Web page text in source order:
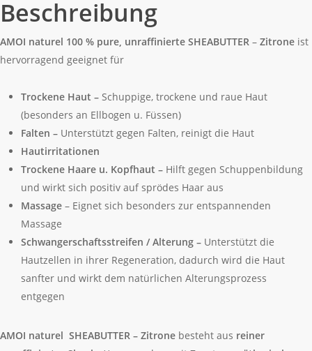
Beschreibung
AMOI naturel 100 % pure, unraffinierte SHEABUTTER – Zitrone ist
hervorragend geeignet für
Trockene Haut – Schuppige, trockene und raue Haut
(besonders an Ellbogen u. Füssen)
Falten – Unterstützt gegen Falten, reinigt die Haut
Hautirritationen
Trockene Haare u. Kopfhaut – Hilft gegen Schuppenbildung
und wirkt sich positiv auf sprödes Haar aus
Massage – Eignet sich besonders zur entspannenden
Massage
Schwangerschaftsstreifen / Alterung – Unterstützt die
Hautzellen in ihrer Regeneration, dadurch wird die Haut
sanfter und wirkt dem natürlichen Alterungsprozess
entgegen
AMOI naturel SHEABUTTER – Zitrone besteht aus reiner